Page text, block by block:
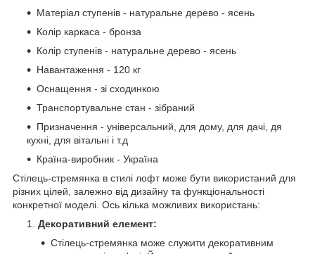
Матеріал ступенів - натуральне дерево - ясень
Колір каркаса - бронза
Колір ступенів - натуральне дерево - ясень
Навантаження - 120 кг
Оснащення - зі сходинкою
Транспортувальне стан - зібраний
Призначення - універсальний, для дому, для дачі, дя
кухні, для вітальні і т.д
Країна-виробник - Україна
Стілець-стремянка в стилі лофт може бути використаний для
різних цілей, залежно від дизайну та функціональності
конкретної моделі. Ось кілька можливих використань:
Декоративний елемент:
Стілець-стремянка може служити декоративним